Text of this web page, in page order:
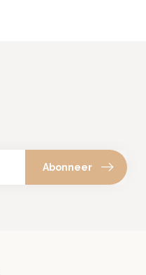
Abonneer